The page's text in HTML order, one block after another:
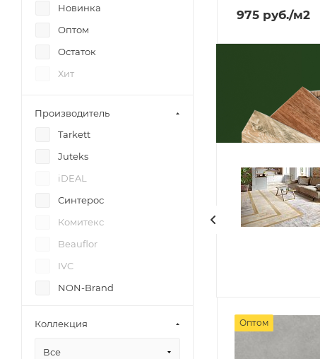
975 руб./м2
Оптом
Новинка
Оптом
Остаток
Хит
Производитель
Tarkett
Juteks
iDEAL
Синтерос
Комитекс
Beauflor
IVC
NON-Brand
Textura
Коллекция
Все